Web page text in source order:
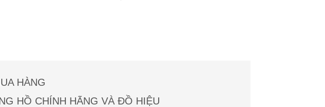
HÀNG
HỒ CHÍNH HÃNG VÀ ĐỒ HIỆU